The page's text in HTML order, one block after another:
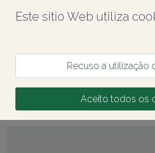
Este sítio Web utiliza
Recuso a utilização
Aceito todos os